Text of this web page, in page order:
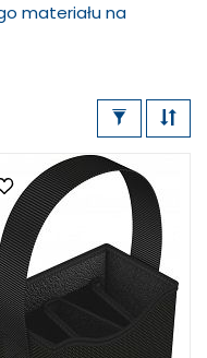
materiału na